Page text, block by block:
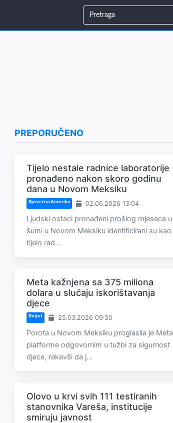
PREPORUČENO
Tijelo nestale radnice laboratorije
pronađeno nakon skoro godinu
dana u Novom Meksiku
Sjeverna Amerika 02.06.2026 13:04
Ljudski ostaci pronađeni prošlog mjeseca u
šumi u Novom Meksiku identificirani su kao
tijelo rad...
Meta kažnjena sa 375 miliona
dolara u slučaju iskorištavanja
djece
Svijet 25.03.2026 09:30
Porota u Novom Meksiku proglasila je Meta
platforme odgovornim u tužbi za sigurnost
djece, rekavši da j...
Olovo u krvi svih 111 testiranih
stanovnika Vareša, institucije
smiruju javnost